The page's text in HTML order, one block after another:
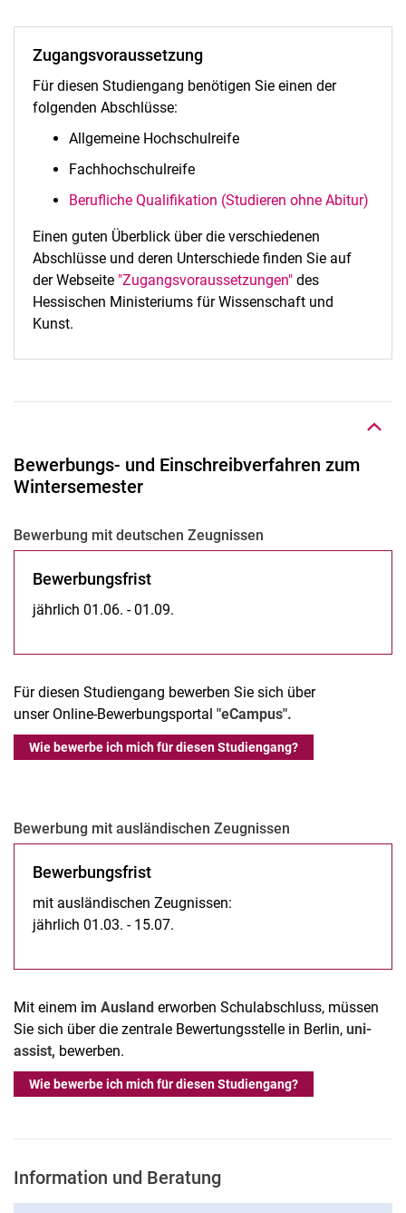
Zugangsvoraussetzung
Für diesen Studiengang benötigen Sie einen der
folgenden Abschlüsse:
Allgemeine Hochschulreife
Fachhochschulreife
Berufliche Qualifikation (Studieren ohne Abitur)
Einen guten Überblick über die verschiedenen
Abschlüsse und deren Unterschiede finden Sie auf
der Webseite "Zugangsvoraussetzungen" des
Hessischen Ministeriums für Wissenschaft und
Kunst.
Nach oben
Bewerbungs- und Einschreibverfahren zum
Wintersemester
Be­wer­bung mit deut­schen Zeug­nis­sen
Bewerbungsfrist
jährlich 01.06. - 01.09.
Für diesen Studiengang bewerben Sie sich über
unser Online-Bewerbungsportal "eCampus".
Wie bewerbe ich mich für diesen Studiengang?
Be­wer­bung mit aus­­län­­di­­schen Zeu­g­­nis­­sen
Be­wer­bungs­frist
mit ausländischen Zeugnissen:
jährlich 01.03. - 15.07.
Mit einem im Ausland erworben Schulabschluss, müssen
Sie sich über die zentrale Bewertungsstelle in Berlin, uni-
assist, bewerben.
Wie bewerbe ich mich für diesen Studiengang?
Information und Beratung